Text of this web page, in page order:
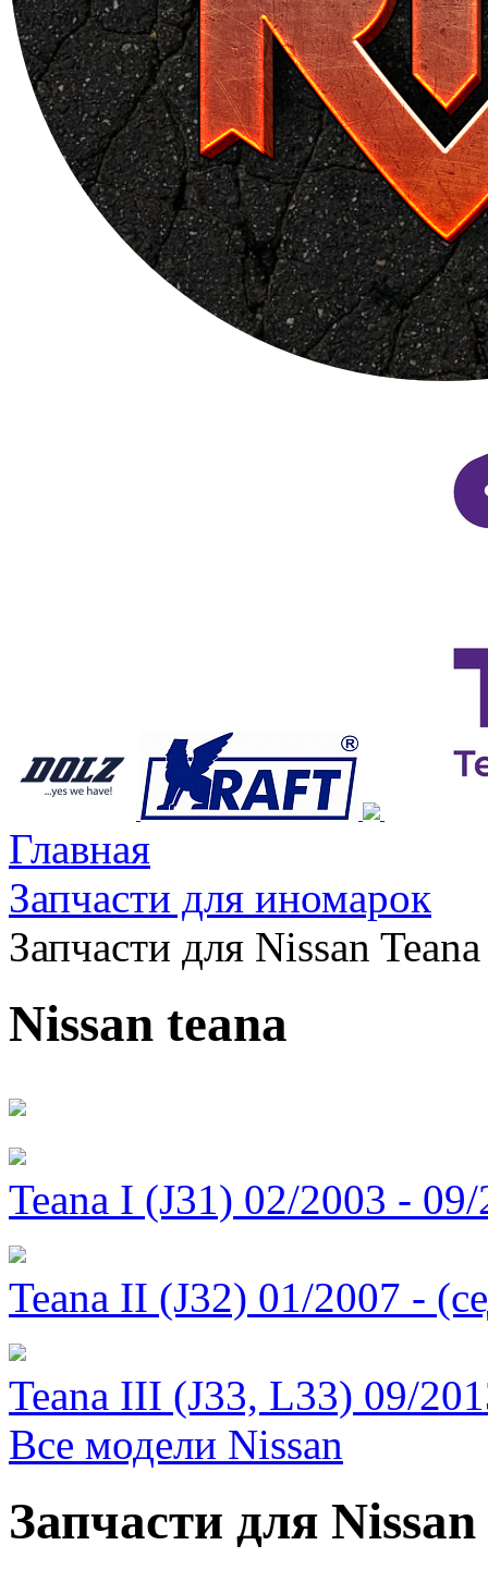
Главная
Запчасти для иномарок
Запчасти для Nissan Teana
Nissan teana
Teana I (J31) 02/2003 -
Teana II (J32) 01/2007 -
Teana III (J33, L33) 09/
Все модели Nissan
Запчасти для Nissan